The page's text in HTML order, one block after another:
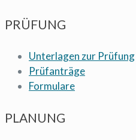
PRÜFUNG
Unterlagen zur Prüfung
Prüfanträge
Formulare
PLANUNG